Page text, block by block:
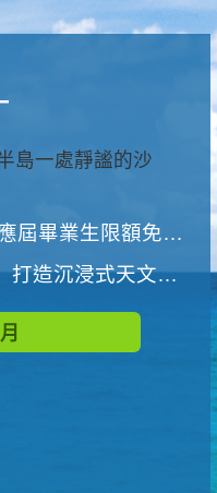
業生限額免費參加
浸式天文探索營隊